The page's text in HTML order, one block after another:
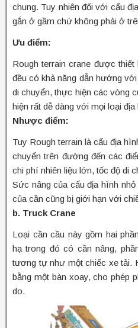
chung. Tuy nhiên đối với cẩu
gắn ở gầm chứ không phải ở
Ưu điểm:
Rough terrain crane được
đều có khả năng dẫn hướng
di chuyển, thực hiện các vòng
hiện rất dễ dàng với mọi loại địa
Nhược điểm:
Tuy Rough terrain là cẩu địa
chuyển trên đường đến các
chi phí nhiên liệu lớn, tốc độ di
Sức nâng của cẩu địa hình
của cần cũng bị giới hạn với
b. Truck Crane
Loại cần cầu này gồm hai
hạ trong đó có cần nâng,
tương tự như một chiếc xe tải.
bằng một bàn xoay, cho phép
do.